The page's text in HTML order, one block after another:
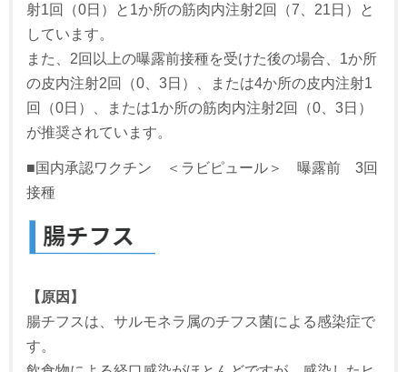
射1回（0日）と1か所の筋肉内注射2回（7、21日）と
しています。
また、2回以上の曝露前接種を受けた後の場合、1か所
の皮内注射2回（0、3日）、または4か所の皮内注射1
回（0日）、または1か所の筋肉内注射2回（0、3日）
が推奨されています。
■国内承認ワクチン ＜ラビピュール＞ 曝露前 3回
接種
【原因】
腸チフスは、サルモネラ属のチフス菌による感染症で
す。